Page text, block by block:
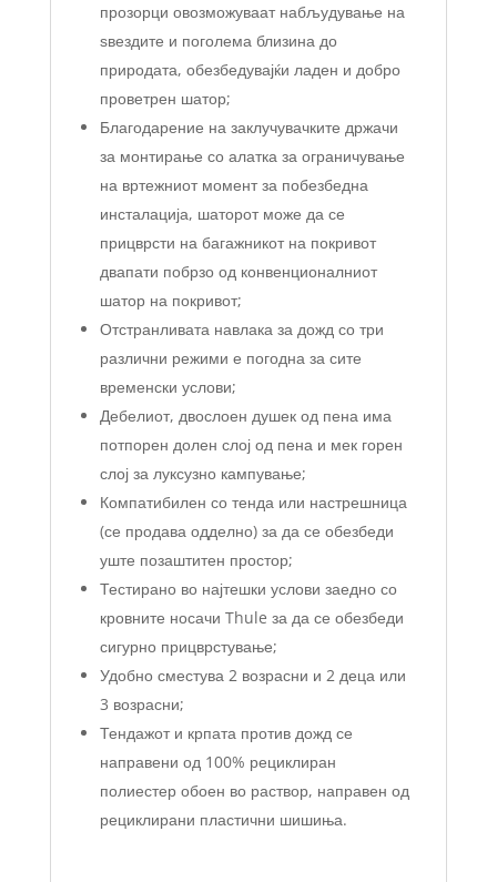
прозорци овозможуваат набљудување на
ѕвездите и поголема близина до
природата, обезбедувајќи ладен и добро
проветрен шатор;
Благодарение на заклучувачките држачи
за монтирање со алатка за ограничување
на вртежниот момент за побезбедна
инсталација, шаторот може да се
прицврсти на багажникот на покривот
двапати побрзо од конвенционалниот
шатор на покривот;
Отстранливата навлака за дожд со три
различни режими е погодна за сите
временски услови;
Дебелиот, двослоен душек од пена има
потпорен долен слој од пена и мек горен
слој за луксузно кампување;
Компатибилен со тенда или настрешница
(се продава одделно) за да се обезбеди
уште позаштитен простор;
Тестирано во најтешки услови заедно со
кровните носачи Thule за да се обезбеди
сигурно прицврстување;
Удобно сместува 2 возрасни и 2 деца или
3 возрасни;
Тендажот и крпата против дожд се
направени од 100% рециклиран
полиестер обоен во раствор, направен од
рециклирани пластични шишиња.